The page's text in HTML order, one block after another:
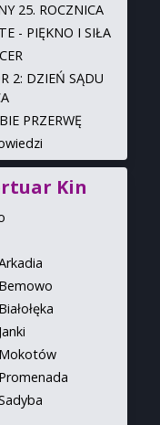
25. ROCZNICA
- PIĘKNO I SIŁA
2: DZIEŃ SĄDU
PRZERWĘ
Kin